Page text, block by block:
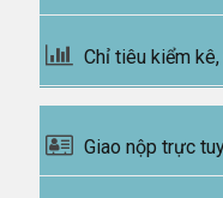
Chỉ tiêu kiểm
Giao nộp trực